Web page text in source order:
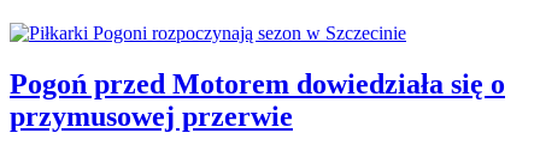
Pogoń przed Motorem dowiedziała się o
przymusowej przerwie